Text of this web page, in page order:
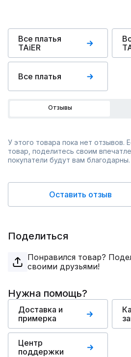
Все платья
TAiER
Все платья
Отзывы
У этого товара пока нет отзывов.
товар, поделитесь своим
покупатели будут вам благодарны.
Оставить отзыв
Поделиться
Понравился товар?
своими друзьями!
Нужна помощь?
Доставка и
примерка
Центр
поддержки